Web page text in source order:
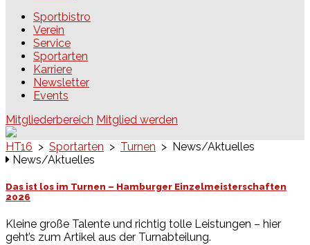
Sportbistro
Verein
Service
Sportarten
Karriere
Newsletter
Events
Mitgliederbereich Mitglied werden
HT16 > Sportarten > Turnen > News/Aktuelles
News/Aktuelles
Das ist los im Turnen – Hamburger Einzelmeisterschaften
2026
Kleine große Talente und richtig tolle Leistungen – hier
geht’s zum Artikel aus der Turnabteilung.